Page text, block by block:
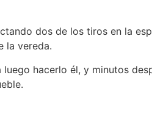
dos de los tiros en la
la vereda.
hacerlo él, y minutos